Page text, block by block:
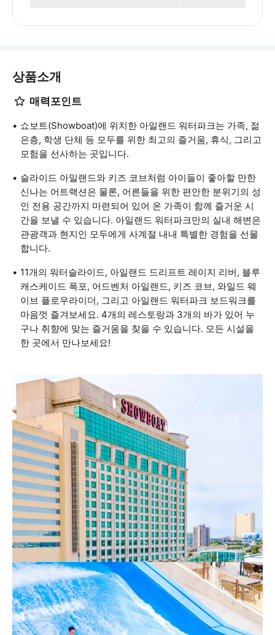
상품소개
매력포인트
쇼보트(Showboat)에 위치한 아일랜드 워터파크는 가족, 젊
은층, 학생 단체 등 모두를 위한 최고의 즐거움, 휴식, 그리고
모험을 선사하는 곳입니다.
슬라이드 아일랜드와 키즈 코브처럼 아이들이 좋아할 만한
신나는 어트랙션은 물론, 어른들을 위한 편안한 분위기의 성
인 전용 공간까지 마련되어 있어 온 가족이 함께 즐거운 시
간을 보낼 수 있습니다. 아일랜드 워터파크만의 실내 해변은
관광객과 현지인 모두에게 사계절 내내 특별한 경험을 선물
합니다.
11개의 워터슬라이드, 아일랜드 드리프트 레이지 리버, 블루
캐스케이드 폭포, 어드벤처 아일랜드, 키즈 코브, 와일드 웨
이브 플로우라이더, 그리고 아일랜드 워터파크 보드워크를
마음껏 즐겨보세요. 4개의 레스토랑과 3개의 바가 있어 누
구나 취향에 맞는 즐거움을 찾을 수 있습니다. 모든 시설을
한 곳에서 만나보세요!